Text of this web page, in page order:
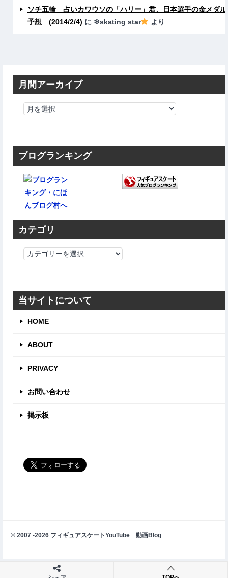
ソチ五輪 占いカワウソの「ハリー」君、日本選手の金メダル
予想 (2014/2/4) に ❄skating star より
月間アーカイブ
ブログランキング
カテゴリ
カ
リ
当サイトについて
HOME
ABOUT
PRIVACY
お問い合わせ
掲示板
© 2007 -2026 フィギュアスケートYouTube 動画Blog